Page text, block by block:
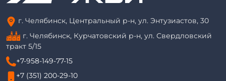
г. Челябинск, Центральный р-н, ул. Энтузиастов, 30
г. Челябинск, Курчатовский р-н, ул. Свердловский
тракт 5/15
+7-958-149-77-15
+7 (351) 200-29-10